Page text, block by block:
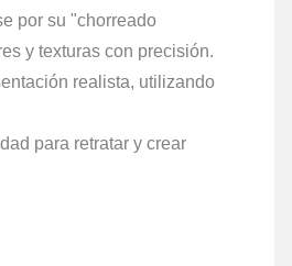
por su "chorreado
y texturas con precisión.
realista, utilizando
para retratar y crear